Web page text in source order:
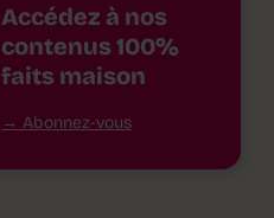
Accédez à nos
contenus 100%
faits maison
Abonnez-vous